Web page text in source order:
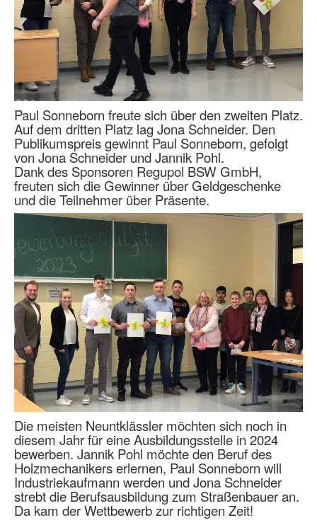
Paul Sonneborn freute sich über den zweiten Platz.
Auf dem dritten Platz lag Jona Schneider. Den
Publikumspreis gewinnt Paul Sonneborn, gefolgt
von Jona Schneider und Jannik Pohl.
Dank des Sponsoren Regupol BSW GmbH,
freuten sich die Gewinner über Geldgeschenke
und die Teilnehmer über Präsente.
Die meisten Neuntklässler möchten sich noch in
diesem Jahr für eine Ausbildungsstelle in 2024
bewerben. Jannik Pohl möchte den Beruf des
Holzmechanikers erlernen, Paul Sonneborn will
Industriekaufmann werden und Jona Schneider
strebt die Berufsausbildung zum Straßenbauer an.
Da kam der Wettbewerb zur richtigen Zeit!